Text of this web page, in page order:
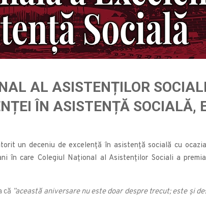
AL ASISTENȚILOR SOCIALI
ÎN ASISTENȚĂ SOCIALĂ,
un deceniu de excelență în asistență socială cu
în care Colegiul Național al Asistenților Sociali a
că ”această aniversare nu este doar despre trecut; este și